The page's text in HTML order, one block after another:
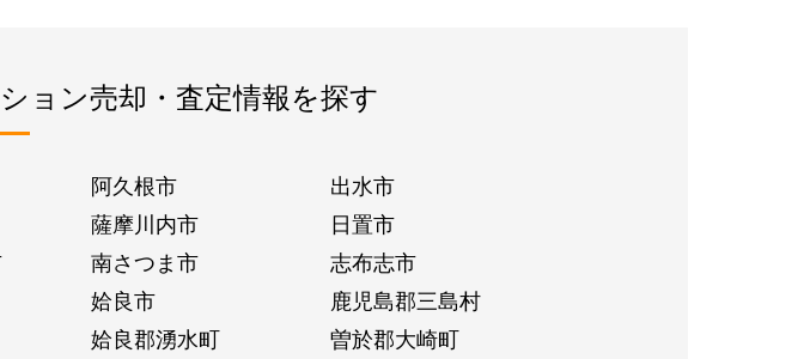
ョン売却・査定情報を探す
阿久根市
出水市
薩摩川内市
日置市
南さつま市
志布志市
姶良市
鹿児島郡三島村
姶良郡湧水町
曽於郡大崎町